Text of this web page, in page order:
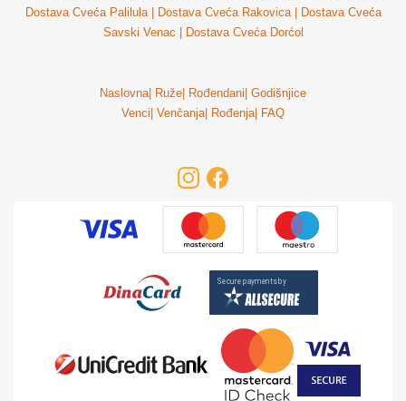
Dostava Cveća Palilula
Dostava Cveća Rakovica
Dostava Cveća
Savski Venac
Dostava Cveća Dorćol
Naslovna| Ruže Rođendani Godišnjice
Venci Venčanja| Rođenja| FAQ